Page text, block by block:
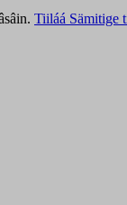
Tiiláá Sämitige